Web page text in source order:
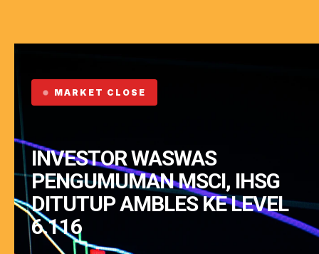
MARKET CLOSE
INVESTOR WASWAS
PENGUMUMAN MSCI, IHSG
DITUTUP AMBLES KE LEVEL
6.116